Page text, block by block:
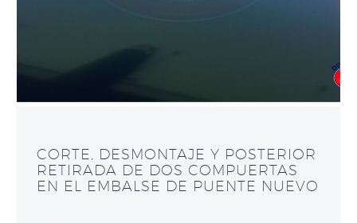
CORTE, DESMONTAJE Y POSTERIOR
RETIRADA DE DOS COMPUERTAS
EN EL EMBALSE DE PUENTE NUEVO